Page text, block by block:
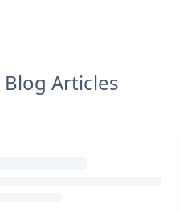
Articles